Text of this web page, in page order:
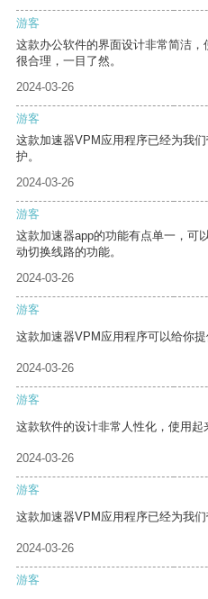
游客
这款办公软件的界面设计非常简洁
很合理，一目了然。
2024-03-26
游客
这款加速器VPM应用程序已经为我
护。
2024-03-26
游客
这款加速器app的功能有点单一，可
动切换线路的功能。
2024-03-26
游客
这款加速器VPM应用程序可以给你
2024-03-26
游客
这款软件的设计非常人性化，使用起
2024-03-26
游客
这款加速器VPM应用程序已经为我们
2024-03-26
游客